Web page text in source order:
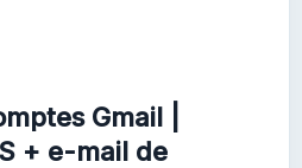
Gmail |
+ e-mail de